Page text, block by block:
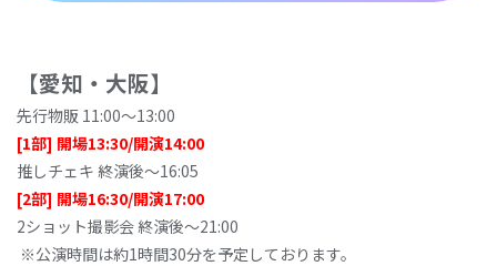
【愛知‧⼤阪】
先⾏物販 11:00〜13:00
[1部] 開場13:30/開演14:00
推しチェキ 終演後〜16:05
[2部] 開場16:30/開演17:00
2ショット撮影会 終演後〜21:00
※公演時間は約1時間30分を予定しております。